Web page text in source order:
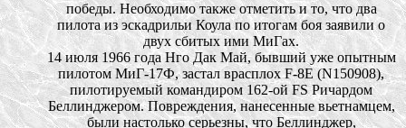
победы. Необходимо также отметить и то, что два
пилота из эскадрильи Коула по итогам боя заявили о
двух сбитых ими МиГах.
14 июля 1966 года Нго Дак Май, бывший уже опытным
пилотом МиГ-17Ф, застал врасплох F-8Е (N150908),
пилотируемый командиром 162-ой FS Ричардом
Беллинджером. Повреждения, нанесенные вьетнамцем,
были настолько серьезны, что Беллинджер,